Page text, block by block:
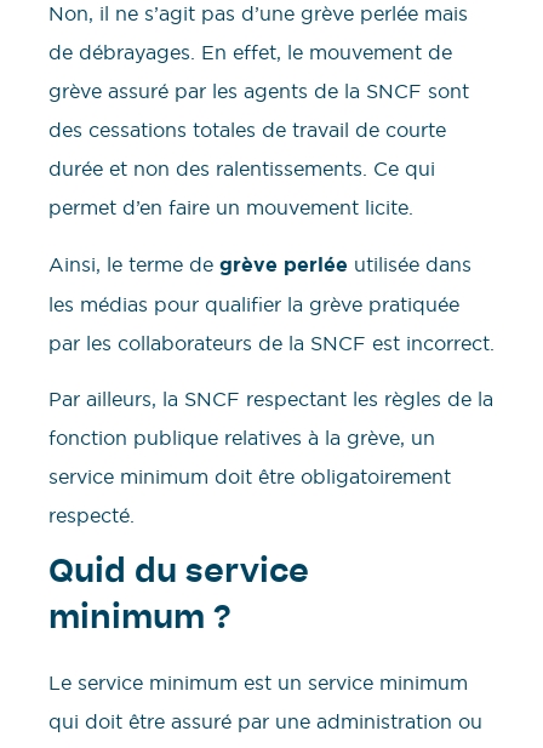
Non, il ne s’agit pas d’une grève perlée mais
de débrayages. En effet, le mouvement de
grève assuré par les agents de la SNCF sont
des cessations totales de travail de courte
durée et non des ralentissements. Ce qui
permet d’en faire un mouvement licite.
Ainsi, le terme de grève perlée utilisée dans
les médias pour qualifier la grève pratiquée
par les collaborateurs de la SNCF est incorrect.
Par ailleurs, la SNCF respectant les règles de la
fonction publique relatives à la grève, un
service minimum doit être obligatoirement
respecté.
Quid du service
minimum ?
Le service minimum est un service minimum
qui doit être assuré par une administration ou